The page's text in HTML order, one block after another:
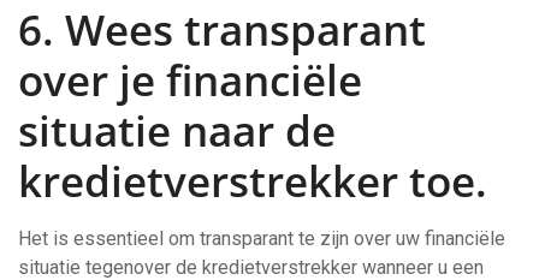
6. Wees transparant
over je financiële
situatie naar de
kredietverstrekker toe.
Het is essentieel om transparant te zijn over uw financiële
situatie tegenover de kredietverstrekker wanneer u een